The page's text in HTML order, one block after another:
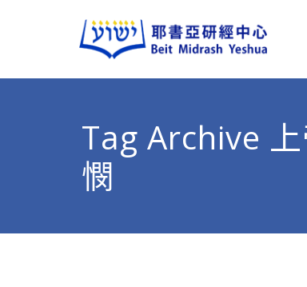
Tag Archive
憫